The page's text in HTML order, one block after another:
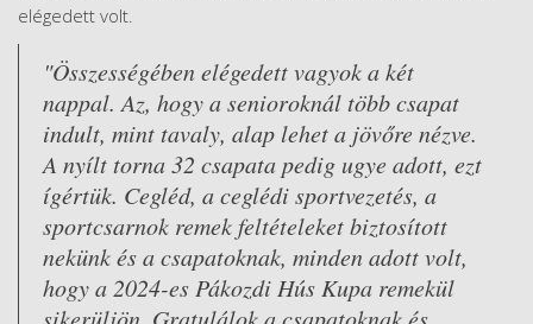
elégedett volt.
"Összességében elégedett vagyok a két
nappal. Az, hogy a senioroknál több csapat
indult, mint tavaly, alap lehet a jövőre nézve.
A nyílt torna 32 csapata pedig ugye adott, ezt
ígértük. Cegléd, a ceglédi sportvezetés, a
sportcsarnok remek feltételeket biztosított
nekünk és a csapatoknak, minden adott volt,
hogy a 2024-es Pákozdi Hús Kupa remekül